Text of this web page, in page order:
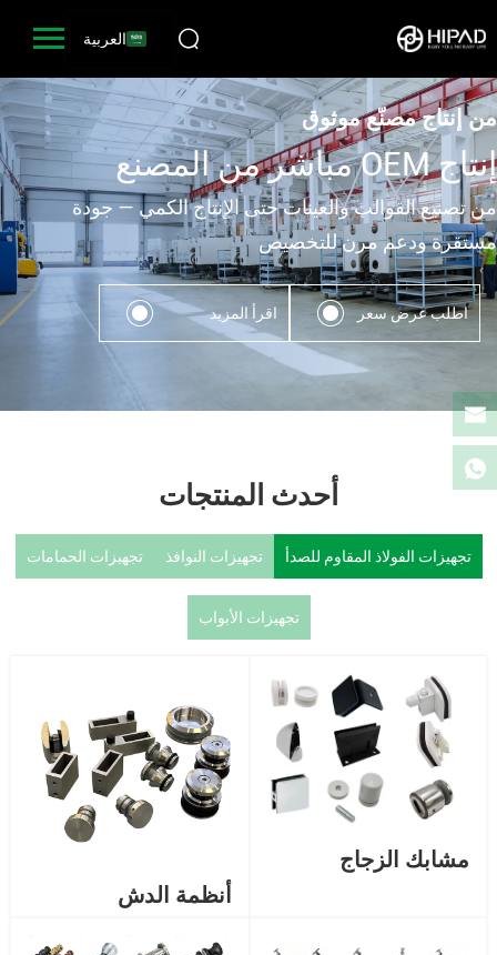
العربية
HIPAD | مُصنّع تجهيزات الأبواب والنوافذ والحمامات وتجهيزات الفولاذ المقاوم للصدأ
من إنتاج مصنّع موثوق
إنتاج OEM مباشر من المصنع
من تصنيع القوالب والعينات حتى الإنتاج الكمي — جودة
مستقرة ودعم مرن للتخصيص
اطلب عرض سعر اقرأ المزيد
أحدث المنتجات
تجهيزات الفولاذ المقاوم للصدأ تجهيزات النوافذ تجهيزات الحمامات
تجهيزات الأبواب
مشابك الزجاج
أنظمة الدش